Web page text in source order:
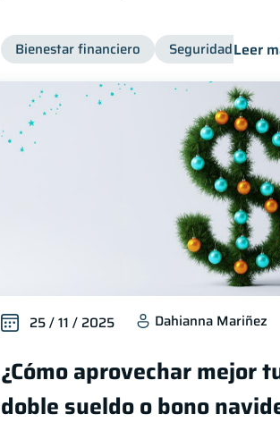
Bienestar financiero SeguridadLeer
25 / 11 / 2025 Dahianna Mariñez
¿Cómo aprovechar mejor
doble sueldo o bono